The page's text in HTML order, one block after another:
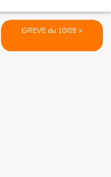
GREVE du 10/09 >